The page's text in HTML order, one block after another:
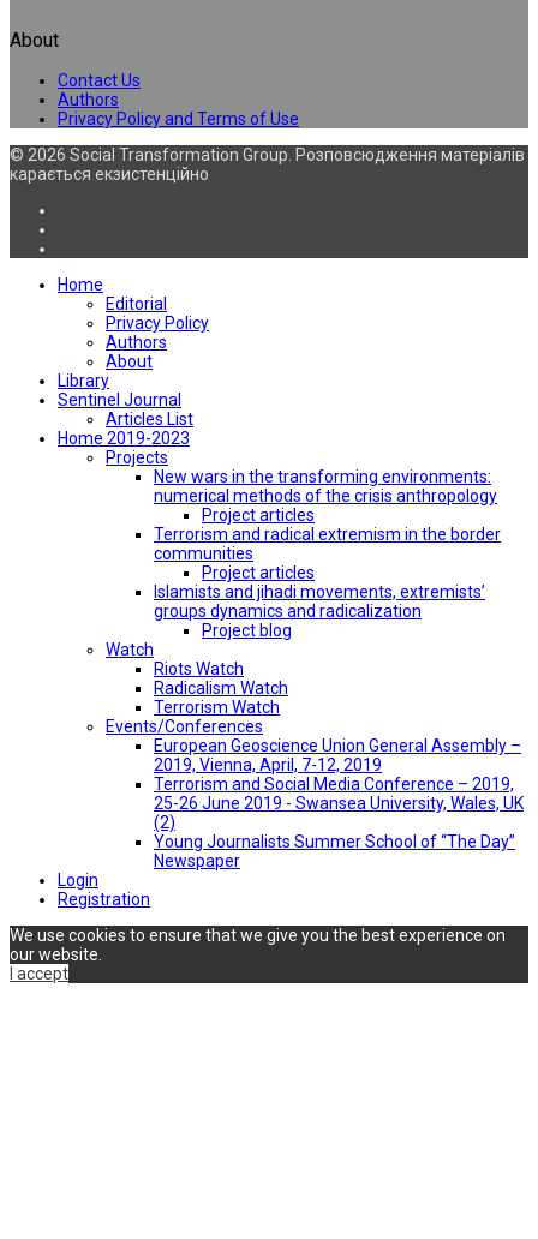
About
Contact Us
Authors
Privacy Policy and Terms of Use
© 2026 Social Transformation Group. Розповсюдження матеріалів
карається екзистенційно
Home
Editorial
Privacy Policy
Authors
About
Library
Sentinel Journal
Articles List
Home 2019-2023
Projects
New wars in the transforming environments:
numerical methods of the crisis anthropology
Project articles
Terrorism and radical extremism in the border
communities
Project articles
Islamists and jihadi movements, extremists’
groups dynamics and radicalization
Project blog
Watch
Riots Watch
Radicalism Watch
Terrorism Watch
Events/Conferences
European Geoscience Union General Assembly –
2019, Vienna, April, 7-12, 2019
Terrorism and Social Media Conference – 2019,
25-26 June 2019 - Swansea University, Wales, UK
(2)
Young Journalists Summer School of “The Day”
Newspaper
Login
Registration
We use cookies to ensure that we give you the best experience on
our website.
I accept